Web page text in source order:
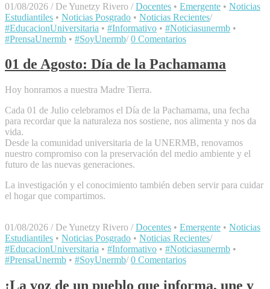
01/08/2026 / De Yunetzy Rivero / Docentes • Emergente • Noticias
Estudiantiles • Noticias Posgrado • Noticias Recientes/
#EducacionUniversitaria • #Informativo • #Noticiasunermb •
#PrensaUnermb • #SoyUnermb/ 0 Comentarios
01 de Agosto: Día de la Pachamama
Hoy honramos a nuestra Madre Tierra.
​Cada 01 de Julio celebramos el Día de la Pachamama, una fecha
para recordar que la naturaleza nos sostiene, nos alimenta y nos da
vida.
​Desde la comunidad universitaria de la UNERMB, renovamos
nuestro compromiso con la preservación del medio ambiente y el
futuro de las nuevas generaciones.
La investigación y el conocimiento también deben servir para cuidar
el hogar que compartimos.
01/08/2026 / De Yunetzy Rivero / Docentes • Emergente • Noticias
Estudiantiles • Noticias Posgrado • Noticias Recientes/
#EducacionUniversitaria • #Informativo • #Noticiasunermb •
#PrensaUnermb • #SoyUnermb/ 0 Comentarios
¡La voz de un pueblo que informa, une y